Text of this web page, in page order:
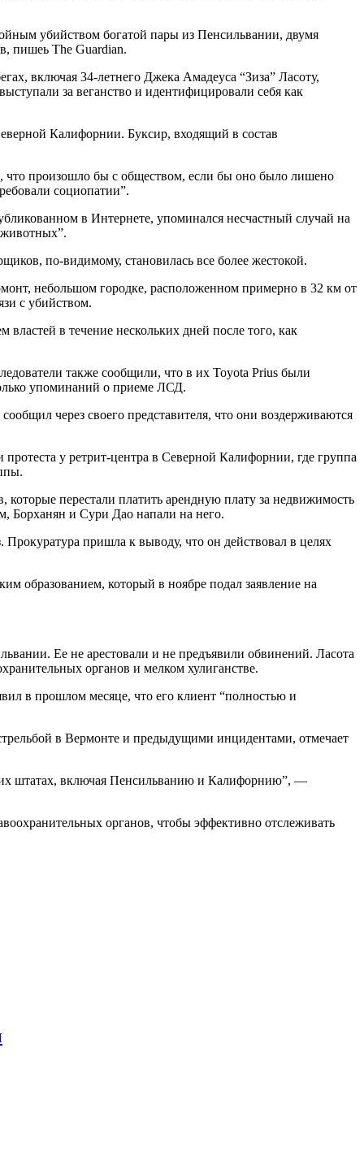
убийством богатой пары из Пенсильвании, двумя
пишеь The Guardian.
включая 34-летнего Джека Амадеуса “Зиза” Ласоту,
за веганство и идентифицировали себя как
Калифорнии. Буксир, входящий в состав
что произошло бы с обществом, если бы оно было лишено
социопатии”.
в Интернете, упоминался несчастный случай на
по-видимому, становилась все более жестокой.
небольшом городке, расположенном примерно в 32 км от
с убийством.
в течение нескольких дней после того, как
также сообщили, что в их Toyota Prius были
упоминаний о приеме ЛСД.
через своего представителя, что они воздерживаются
у ретрит-центра в Северной Калифорнии, где группа
перестали платить арендную плату за недвижимость
Борханян и Сури Дао напали на него.
пришла к выводу, что он действовал в целях
образованием, который в ноябре подал заявление на
Ее не арестовали и не предъявили обвинений. Ласота
органов и мелком хулиганстве.
в прошлом месяце, что его клиент “полностью и
в Вермонте и предыдущими инцидентами, отмечает
штатах, включая Пенсильванию и Калифорнию”, —
органов, чтобы эффективно отслеживать